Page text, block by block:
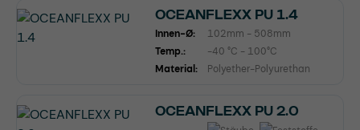
OCEANFLEXX PU 1.4
Innen-Ø:
102mm - 508mm
Temp.:
-40 °C - 100°C
Material:
Polyether-Polyurethan
OCEANFLEXX PU 2.0